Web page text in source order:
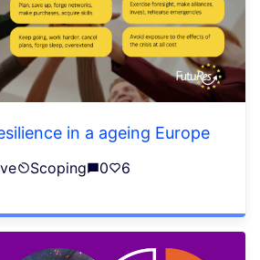
in a ageing Europe
Scoping 0 6